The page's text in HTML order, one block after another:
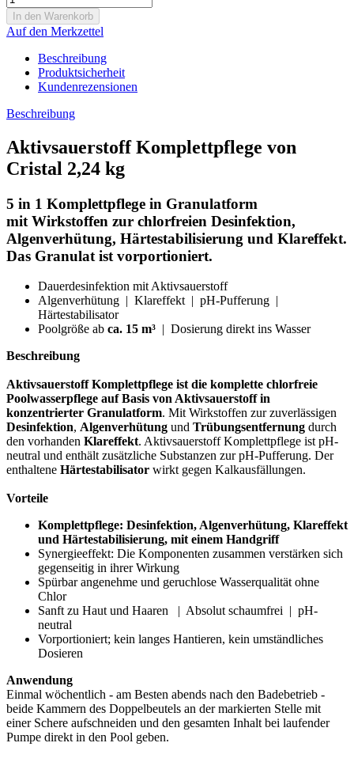
Auf den Merkzettel
Beschreibung
Produktsicherheit
Kundenrezensionen
Beschreibung
Aktivsauerstoff Komplettpflege von
Cristal 2,24 kg
5 in 1 Komplettpflege in Granulatform
mit Wirkstoffen zur chlorfreien Desinfektion,
Algenverhütung, Härtestabilisierung und Klareffekt.
Das Granulat ist vorportioniert.
Dauerdesinfektion mit Aktivsauerstoff
Algenverhütung | Klareffekt | pH-Pufferung |
Härtestabilisator
Poolgröße ab ca. 15 m³ | Dosierung direkt ins Wasser
Beschreibung
Aktivsauerstoff Komplettpflege ist die komplette chlorfreie
Poolwasserpflege auf Basis von Aktivsauerstoff in
konzentrierter Granulatform. Mit Wirkstoffen zur zuverlässigen
Desinfektion, Algenverhütung und Trübungsentfernung durch
den vorhanden Klareffekt. Aktivsauerstoff Komplettpflege ist pH-
neutral und enthält zusätzliche Substanzen zur pH-Pufferung. Der
enthaltene Härtestabilisator wirkt gegen Kalkausfällungen.
Vorteile
Komplettpflege: Desinfektion, Algenverhütung, Klareffekt
und Härtestabilisierung, mit einem Handgriff
Synergieeffekt: Die Komponenten zusammen verstärken sich
gegenseitig in ihrer Wirkung
Spürbar angenehme und geruchlose Wasserqualität ohne
Chlor
Sanft zu Haut und Haaren | Absolut schaumfrei | pH-
neutral
Vorportioniert; kein langes Hantieren, kein umständliches
Dosieren
Anwendung
Einmal wöchentlich - am Besten abends nach den Badebetrieb -
beide Kammern des Doppelbeutels an der markierten Stelle mit
einer Schere aufschneiden und den gesamten Inhalt bei laufender
Pumpe direkt in den Pool geben.